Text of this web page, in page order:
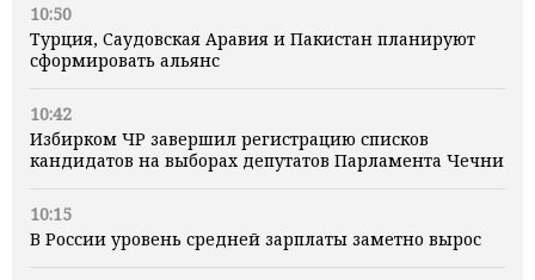
10:50
Турция, Саудовская Аравия и Пакистан планируют
сформировать альянс
10:42
Избирком ЧР завершил регистрацию списков
кандидатов на выборах депутатов Парламента Чечни
10:15
В России уровень средней зарплаты заметно вырос